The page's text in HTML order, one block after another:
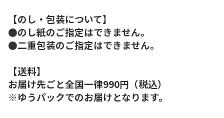
【のし・包装について】
●のし紙のご指定はできません。
●二重包装のご指定はできません。
【送料】
お届け先ごと全国一律990円（税込）
※ゆうパックでのお届けとなります。